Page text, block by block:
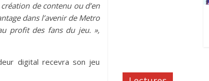
de contenu ou d’en
dans l’avenir de Metro
profit des fans du jeu. »,
digital recevra son jeu